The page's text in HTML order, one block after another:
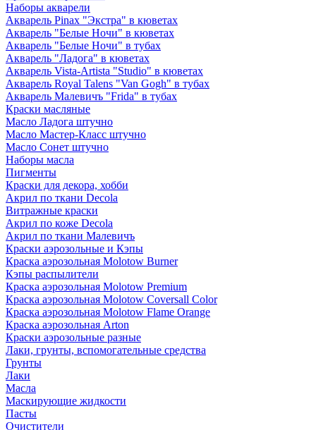
Наборы акварели
Акварель Pinax "Экстра" в кюветах
Акварель "Белые Ночи" в кюветах
Акварель "Белые Ночи" в тубах
Акварель "Ладога" в кюветах
Акварель Vista-Artista "Studio" в кюветах
Акварель Royal Talens "Van Gogh" в тубах
Акварель Малевичъ "Frida" в тубах
Краски масляные
Масло Ладога штучно
Масло Мастер-Класс штучно
Масло Сонет штучно
Наборы масла
Пигменты
Краски для декора, хобби
Акрил по ткани Decola
Витражные краски
Акрил по коже Decola
Акрил по ткани Малевичъ
Краски аэрозольные и Кэпы
Краска аэрозольная Molotow Burner
Кэпы распылители
Краска аэрозольная Molotow Premium
Краска аэрозольная Molotow Coversall Color
Краска аэрозольная Molotow Flame Orange
Краска аэрозольная Arton
Краски аэрозольные разные
Лаки, грунты, вспомогательные средства
Грунты
Лаки
Масла
Маскирующие жидкости
Пасты
Очистители